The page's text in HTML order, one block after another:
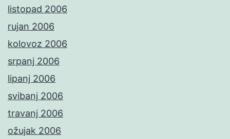
listopad 2006
rujan 2006
kolovoz 2006
srpanj 2006
lipanj 2006
svibanj 2006
travanj 2006
ožujak 2006